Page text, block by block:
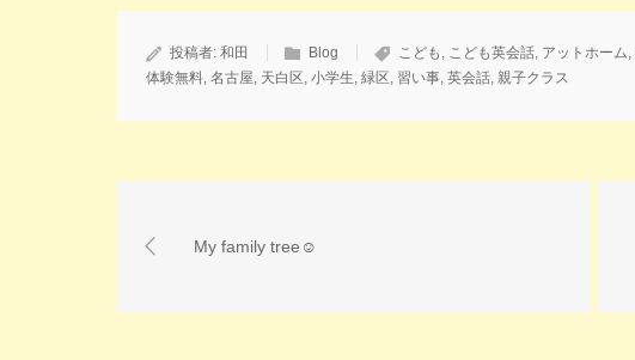
投稿者: 和田 Blog こども , こども英会話, アットホーム,
体験無料, 名古屋, 天白区, 小学生, 緑区, 習い事, 英会話, 親子クラス
My family tree☺